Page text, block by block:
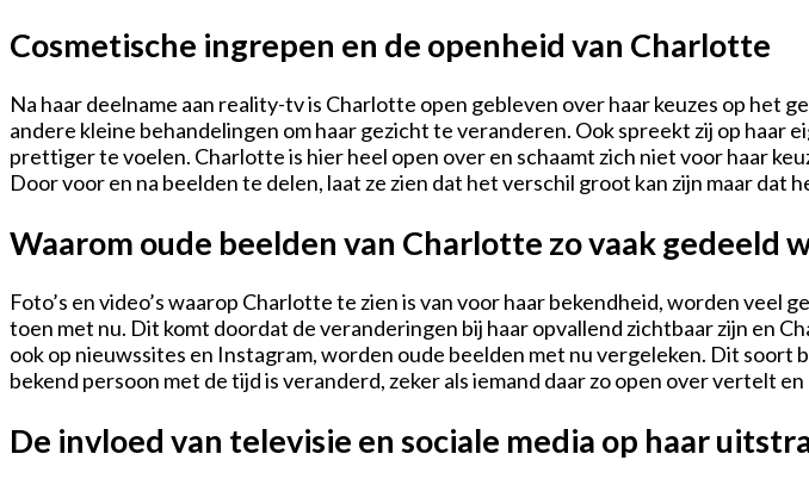
Cosmetische ingrepen en de openheid van Charlotte
Na haar deelname aan reality-tv is Charlotte open gebleven over haar keuzes op het
andere kleine behandelingen om haar gezicht te veranderen. Ook spreekt zij op haar
prettiger te voelen. Charlotte is hier heel open over en schaamt zich niet voor haar
Door voor en na beelden te delen, laat ze zien dat het verschil groot kan zijn maar
Waarom oude beelden van Charlotte zo vaak gedeeld
Foto’s en video’s waarop Charlotte te zien is van voor haar bekendheid, worden
toen met nu. Dit komt doordat de veranderingen bij haar opvallend zichtbaar zijn en
ook op nieuwssites en Instagram, worden oude beelden met nu vergeleken. Dit
bekend persoon met de tijd is veranderd, zeker als iemand daar zo open over vertelt en
De invloed van televisie en sociale media op haar